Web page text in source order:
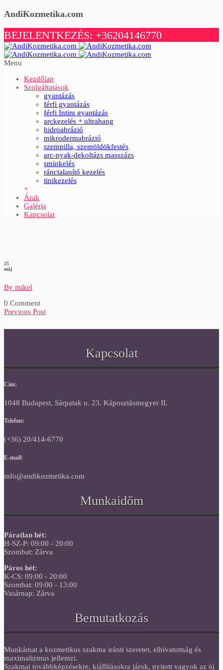
AndiKozmetika.com
BEJELENTKEZÉS: +36204146770
Menu
Kezdőlap
Szolgáltatások
gyantázás
férfi gyantázás
férfi Intim gyantázás
arckezelés + ultrahang
hidroabrázió
mikrodermabrázió
szempilla, szemöldökfestés
arc-nyak-dekoltázs masszázs
sminkelés
ránctalanító kezelés
tinikezelés
+
Árak
Galéria
Kapcsolat
25
máj
By mikel
0 Comment
Previous Post
Kapcsolat
Cím:
1048 Budapest, Sárpatak u. 23. Káposztásmegyer II.
Telefon:
(+36) 20/414-6770
E-mail:
info@andikozmetika.com
Munkaidőm
Páratlan hét:
H-SZ-P: 09:00 - 20:00
Szombat: Zárva
Páros hét:
K-CS: 09:00 - 20:00
Szombat: 09:00 - 13:00
Vasárnap: Zárva
Bemutatkozás
Munkámat a kozmetikus szakma iránti szeretet, elhivatottság és
maximalizmus jellemzi.
Szakmai továbbképzésekre, kiállításokra járok, nyitott vagyok az új